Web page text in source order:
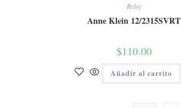
Reloj
Anne Klein 12/2315SVRT
$110.00
Añadir al carrito